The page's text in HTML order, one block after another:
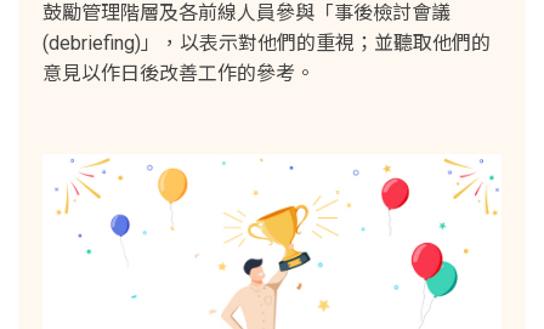
鼓勵管理階層及各前線人員參與「事後檢討會議
(debriefing)」，以表示對他們的重視；並聽取他們的
意見以作日後改善工作的參考。